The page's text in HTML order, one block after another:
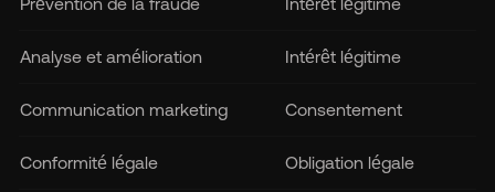
Analyse et amélioration Intérêt légitime
Communication marketing Consentement
Conformité légale Obligation légale